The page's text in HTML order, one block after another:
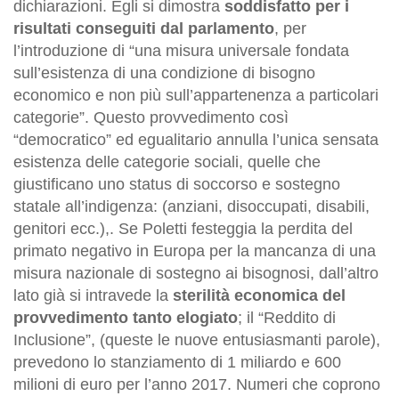
dichiarazioni. Egli si dimostra soddisfatto per i
risultati conseguiti dal parlamento, per
l’introduzione di “una misura universale fondata
sull’esistenza di una condizione di bisogno
economico e non più sull’appartenenza a particolari
categorie”. Questo provvedimento così
“democratico” ed egualitario annulla l’unica sensata
esistenza delle categorie sociali, quelle che
giustificano uno status di soccorso e sostegno
statale all’indigenza: (anziani, disoccupati, disabili,
genitori ecc.),. Se Poletti festeggia la perdita del
primato negativo in Europa per la mancanza di una
misura nazionale di sostegno ai bisognosi, dall’altro
lato già si intravede la sterilità economica del
provvedimento tanto elogiato; il “Reddito di
Inclusione”, (queste le nuove entusiasmanti parole),
prevedono lo stanziamento di 1 miliardo e 600
milioni di euro per l’anno 2017. Numeri che coprono